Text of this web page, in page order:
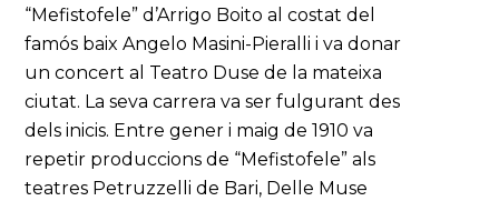
“Mefistofele” d’Arrigo Boito al costat del
famós baix Angelo Masini-Pieralli i va donar
un concert al Teatro Duse de la mateixa
ciutat. La seva carrera va ser fulgurant des
dels inicis. Entre gener i maig de 1910 va
repetir produccions de “Mefistofele” als
teatres Petruzzelli de Bari, Delle Muse